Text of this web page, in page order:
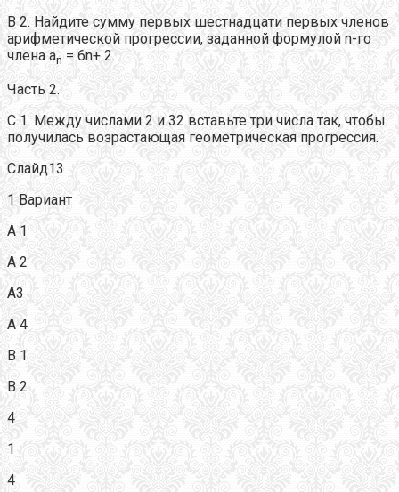
В 2. Найдите сумму первых шестнадцати первых членов
арифметической прогрессии, заданной формулой n-го
члена аn = 6n+ 2.
Часть 2.
С 1. Между числами 2 и 32 вставьте три числа так, чтобы
получилась возрастающая геометрическая прогрессия.
Слайд13
1 Вариант
А 1
А 2
А3
А 4
В 1
В 2
4
1
4